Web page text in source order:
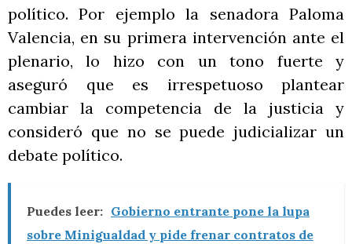
político. Por ejemplo la senadora Paloma
Valencia, en su primera intervención ante el
plenario, lo hizo con un tono fuerte y
aseguró que es irrespetuoso plantear
cambiar la competencia de la justicia y
consideró que no se puede judicializar un
debate político.
Puedes leer: Gobierno entrante pone la lupa
sobre Minigualdad y pide frenar contratos de